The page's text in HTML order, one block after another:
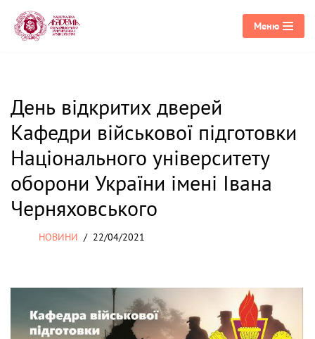
Перейти
Меню
День відкритих дверей
Кафедри військової підготовки
Національного університету
оборони України імені Івана
Черняховського
НОВИНИ 22/04/2021